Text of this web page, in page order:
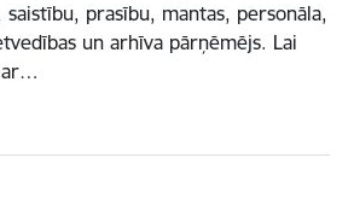
prasību, mantas, personāla,
un arhīva pārņēmējs. Lai
ar…